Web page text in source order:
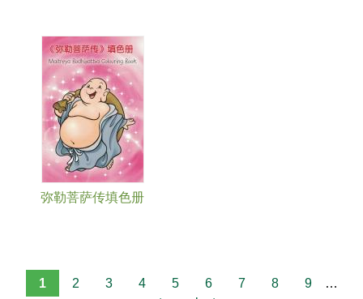
弥勒菩萨传填色册
1 2 3 4 5 6 7 8 9
…